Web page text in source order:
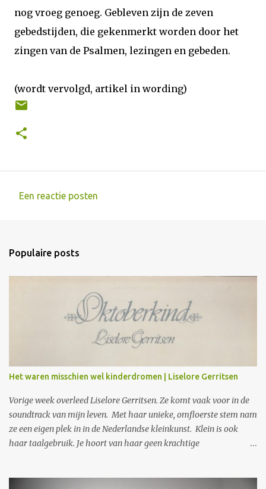
nog vroeg genoeg. Gebleven zijn de zeven
gebedstijden, die gekenmerkt worden door het
zingen van de Psalmen, lezingen en gebeden.
(wordt vervolgd, artikel in wording)
c
t
Een reactie posten
Populaire posts
Het waren misschien wel kinderdromen | Liselore Gerritsen
Vorige week overleed Liselore Gerritsen. Ze komt vaak voor in de
soundtrack van mijn leven. Met haar unieke, omfloerste stem nam
ze een eigen plek in in de Nederlandse kleinkunst. Klein is ook
haar taalgebruik. Je hoort van haar geen krachtige